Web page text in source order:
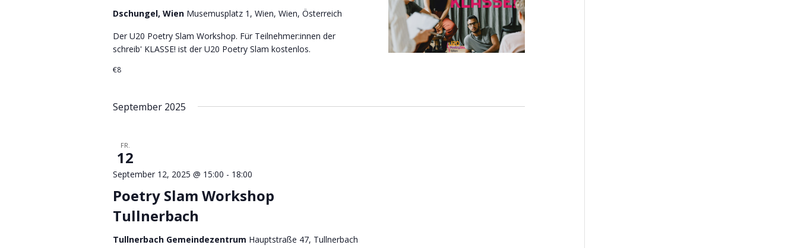
Dschungel, Wien Musemusplatz 1, Wien, Wien, Österreich
Der U20 Poetry Slam Workshop. Für Teilnehmer:innen der
schreib' KLASSE! ist der U20 Poetry Slam kostenlos.
€8
September 2025
FR.
12
Poetry Slam Workshop
Tullnerbach
September 12, 2025 @ 15:00 - 18:00
Tullnerbach Gemeindezentrum Hauptstraße 47, Tullnerbach